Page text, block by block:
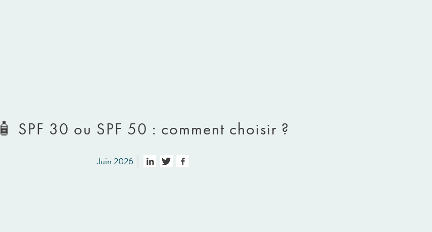
🧴 SPF 30 ou SPF 50 : comment choisir ?
Juin 2026